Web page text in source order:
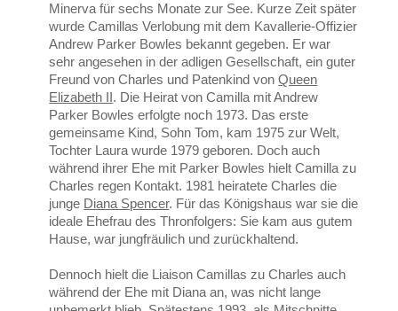
Minerva für sechs Monate zur See. Kurze Zeit später
wurde Camillas Verlobung mit dem Kavallerie-Offizier
Andrew Parker Bowles bekannt gegeben. Er war
sehr angesehen in der adligen Gesellschaft, ein guter
Freund von Charles und Patenkind vonQueen
Elizabeth II. Die Heirat von Camilla mit Andrew
Parker Bowles erfolgte noch 1973. Das erste
gemeinsame Kind, Sohn Tom, kam 1975 zur Welt,
Tochter Laura wurde 1979 geboren. Doch auch
während ihrer Ehe mit Parker Bowles hielt Camilla zu
Charles regen Kontakt. 1981 heiratete Charles die
junge Diana Spencer. Für das Königshaus war sie die
ideale Ehefrau des Thronfolgers: Sie kam aus gutem
Hause, war jungfräulich und zurückhaltend.
Dennoch hielt die Liaison Camillas zu Charles auch
während der Ehe mit Diana an, was nicht lange